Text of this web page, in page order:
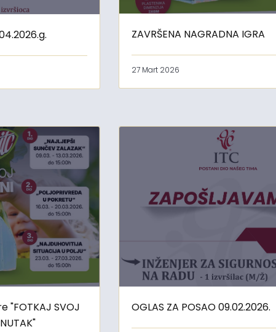
ZAVRŠENA NAGRADNA IGRA
27 Mart 2026
"FOTKAJ SVOJ
OGLAS ZA POSAO 09.02.2026.